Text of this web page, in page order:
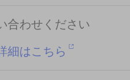
合わせください
細はこちら